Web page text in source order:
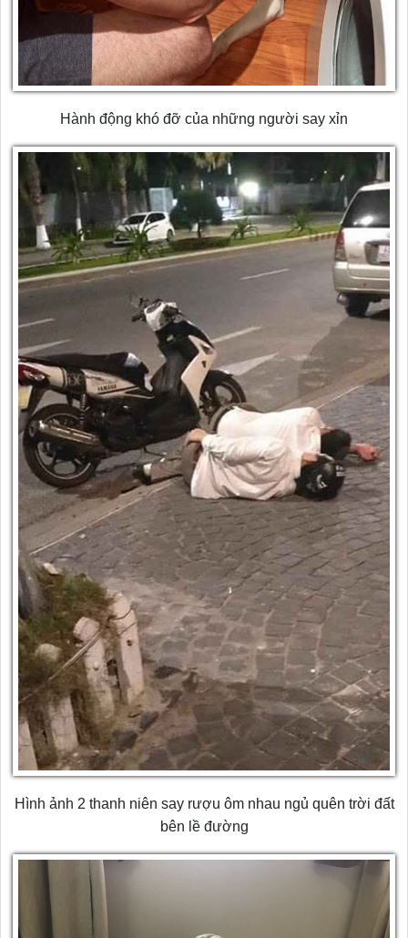
Hành động khó đỡ của những người say xỉn
Hình ảnh 2 thanh niên say rượu ôm nhau ngủ quên trời đất
bên lề đường